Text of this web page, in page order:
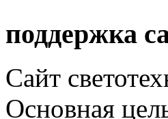
поддержка
Сайт
Основная